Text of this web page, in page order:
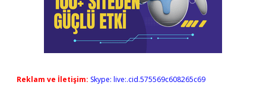
Reklam ve İletişim: Skype: live:.cid.575569c608265c69